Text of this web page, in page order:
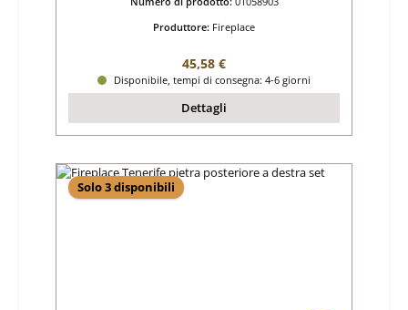
Produttore: Fireplace
Prezzo normale:
45,58 €
Disponibile, tempi di consegna: 4-6 giorni
Dettagli
Solo 3 disponibili